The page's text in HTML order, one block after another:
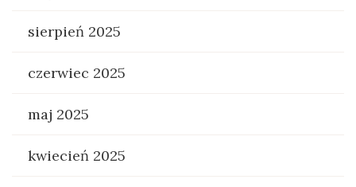
sierpień 2025
czerwiec 2025
maj 2025
kwiecień 2025